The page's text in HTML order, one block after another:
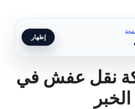
إظهار
نقل عفش في
الخبر